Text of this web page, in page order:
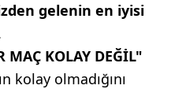
gelenin en iyisi
MAÇ KOLAY DEĞİL"
kolay olmadığını